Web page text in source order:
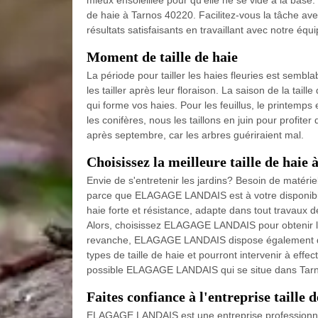
de haie à Tarnos 40220. Facilitez-vous la tâche
résultats satisfaisants en travaillant avec notre
Moment de taille de haie
La période pour tailler les haies fleuries est
les tailler après leur floraison. La saison de la
qui forme vos haies. Pour les feuillus, le
les conifères, nous les taillons en juin pour
après septembre, car les arbres guériraient mal.
Choisissez la meilleure taille de haie
Envie de s'entretenir les jardins? Besoin de
parce que ELAGAGE LANDAIS est à votre
haie forte et résistance, adapte dans tout travaux
Alors, choisissez ELAGAGE LANDAIS pour
revanche, ELAGAGE LANDAIS dispose
types de taille de haie et pourront intervenir à
possible ELAGAGE LANDAIS qui se situe dans
Faites confiance à l'entreprise taille
ELAGAGE LANDAIS est une entreprise